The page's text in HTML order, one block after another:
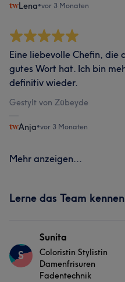
Lena•vor 3 Monaten
Eine liebevolle Chefin, die
gutes Wort hat. Ich bin
definitiv wieder.
Gestylt von Zübeyde
Anja•vor 3 Monaten
Mehr anzeigen...
Lerne das Team kennen
S
Sunita
Coloristin Stylistin
Damenfrisuren
Fadentechnik